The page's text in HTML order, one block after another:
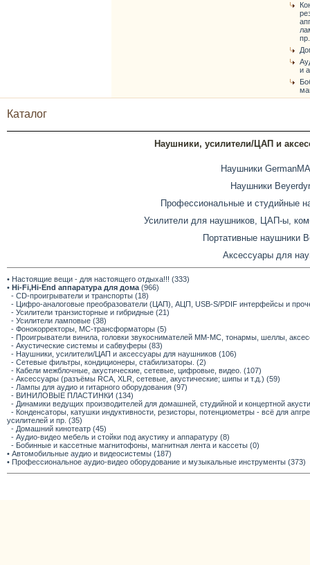
и
Каталог
Наушники, усилители/ЦАП и
Наушники
Наушники
Профессиональные и студийные
Усилители для наушников, ЦАП-ы,
Портативные наушники
Аксессуары для
• Настоящие вещи - для настоящего отдыха!!! (333)
• Hi-Fi,Hi-End аппаратура для дома (966)
- CD-проигрыватели и транспорты (18)
- Цифро-аналоговые преобразователи (ЦАП), АЦП, USB-S/PDIF интерфейсы и
- Усилители транзисторные и гибридные (21)
- Усилители ламповые (38)
- Фонокорректоры, МС-трансформаторы (5)
- Проигрыватели винила, головки звукоснимателей ММ-МС, тонармы, шеллы,
- Акустические системы и сабвуферы (83)
- Наушники, усилители/ЦАП и аксессуары для наушников (106)
- Сетевые фильтры, кондиционеры, стабилизаторы. (2)
- Кабели межблочные, акустические, сетевые, цифровые, видео. (107)
- Аксессуары (разъёмы RCA, XLR, сетевые, акустические; шипы и т.д.) (59)
- Лампы для аудио и гитарного оборудования (97)
- ВИНИЛОВЫЕ ПЛАСТИНКИ (134)
- Динамики ведущих производителей для домашней, студийной и концертной
- Конденсаторы, катушки индуктивности, резисторы, потенциометры - всё для
усилителей и пр. (35)
- Домашний кинотеатр (45)
- Аудио-видео мебель и стойки под акустику и аппаратуру (8)
- Бобинные и кассетные магнитофоны, магнитная лента и кассеты (0)
• Автомобильные аудио и видеосистемы (187)
• Профессиональное аудио-видео оборудование и музыкальные инструменты (373)